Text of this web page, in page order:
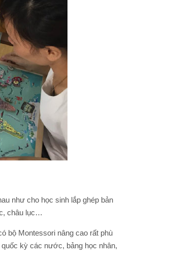
như cho học sinh lắp ghép bản
châu lục…
bộ Montessori nâng cao rất phù
kỳ các nước, bảng học nhân,